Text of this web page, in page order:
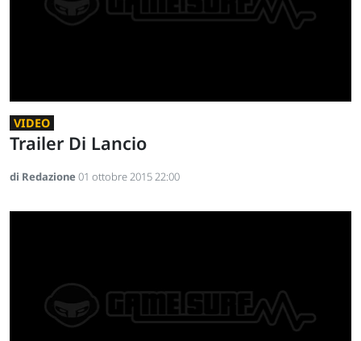
VIDEO
Trailer Di Lancio
di Redazione01 ottobre 2015 22:00